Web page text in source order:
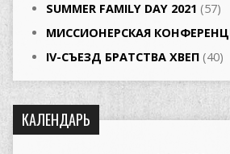
SUMMER FAMILY DAY 2021 (57)
МИССИОНЕРСКАЯ
IV-СЪЕЗД БРАТСТВА ХВЕП (40)
КАЛЕНДАРЬ